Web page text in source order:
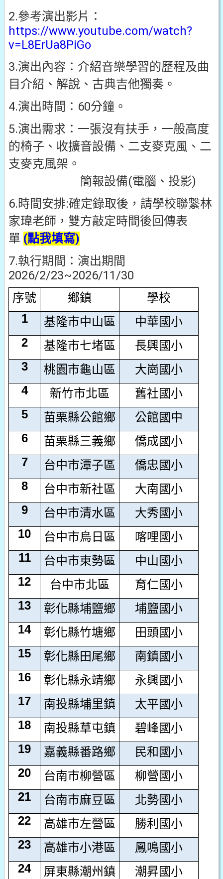
2.參考演出影片：
https://www.youtube.com/watch?
v=L8ErUa8PiGo
3.演出內容：介紹音樂學習的歷程及曲
目介紹、解說、古典吉他獨奏。
4.演出時間：60分鐘。
5.演出需求：一張沒有扶手，一般高度
的椅子、收擴音設備、二支麥克風、二
支麥克風架。
簡報設備(電腦、投影)
6.時間安排:確定錄取後，請學校聯繫林
家瑋老師，雙方敲定時間後回傳表
單 (點我填寫)
7.執行期間：演出期間
2026/2/23~2026/11/30
序號 鄉鎮
學校
1
基隆市中山區
中華國小
2
基隆市七堵區
長興國小
3
桃園市龜山區
大崗國小
4
新竹市北區
舊社國小
5
苗栗縣公館鄉
公館國中
6
苗栗縣三義鄉
僑成國小
7
台中市潭子區
僑忠國小
8
台中市新社區
大南國小
9
台中市清水區
大秀國小
10
台中市烏日區
喀哩國小
11
台中市東勢區
中山國小
12
台中市北區
育仁國小
13
彰化縣埔鹽鄉
埔鹽國小
14
彰化縣竹塘鄉
田頭國小
15
彰化縣田尾鄉
南鎮國小
16
彰化縣永靖鄉
永興國小
17
南投縣埔里鎮
太平國小
18
南投縣草屯鎮
碧峰國小
19
嘉義縣番路鄉
民和國小
20
台南市柳營區
柳營國小
21
台南市麻豆區
北勢國小
22
高雄市左營區
勝利國小
23
高雄市小港區
鳳鳴國小
24
屏東縣潮州鎮
潮昇國小